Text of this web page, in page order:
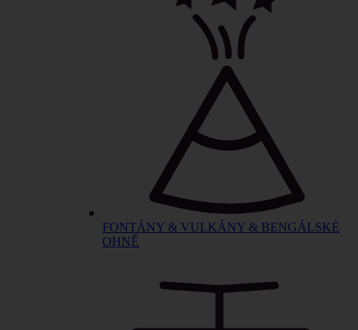
FONTÁNY & VULKÁNY & BENGÁLSKÉ
OHNĚ